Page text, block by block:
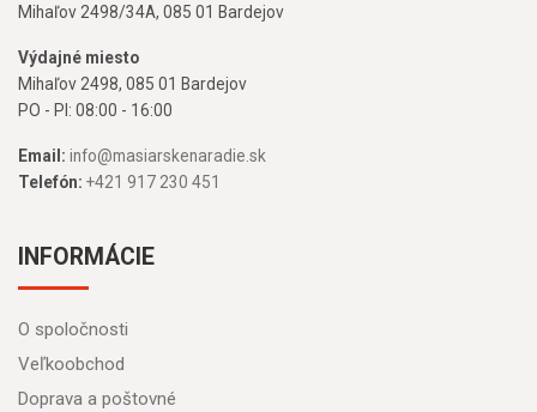
Mihaľov 2498/34A, 085 01 Bardejov
Výdajné miesto
Mihaľov 2498, 085 01 Bardejov
PO - PI: 08:00 - 16:00
Email: info@masiarskenaradie.sk
Telefón: +421 917 230 451
INFORMÁCIE
O spoločnosti
Veľkoobchod
Doprava a poštovné